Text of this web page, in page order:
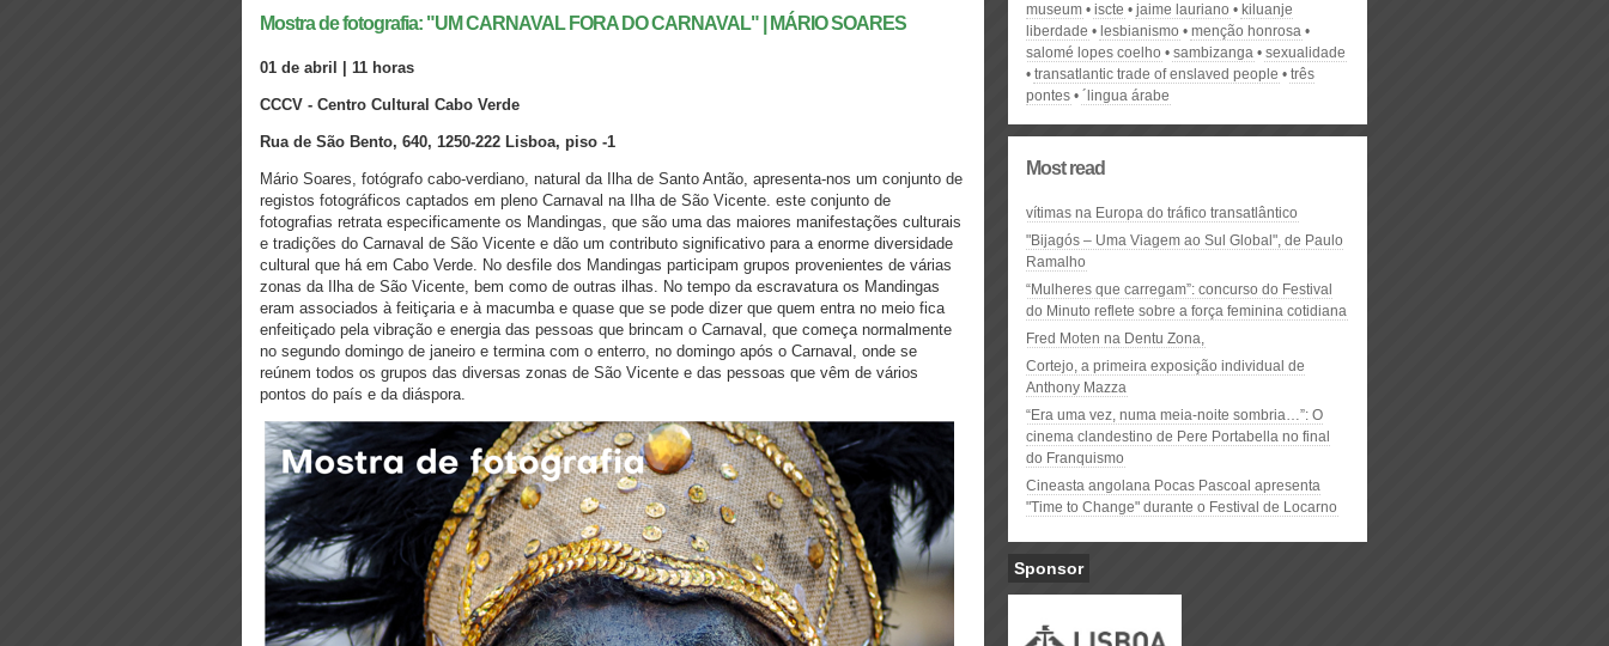
Mostra de fotografia: "UM CARNAVAL FORA DO CARNAVAL" | MÁRIO SOARES
01 de abril | 11 horas
CCCV - Centro Cultural Cabo Verde
Rua de São Bento, 640, 1250-222 Lisboa, piso -1
Mário Soares, fotógrafo cabo-verdiano, natural da Ilha de Santo Antão, apresenta-nos um conjunto de
registos fotográficos captados em pleno Carnaval na Ilha de São Vicente. este conjunto de
fotografias retrata especificamente os Mandingas, que são uma das maiores manifestações culturais
e tradições do Carnaval de São Vicente e dão um contributo significativo para a enorme diversidade
cultural que há em Cabo Verde. No desfile dos Mandingas participam grupos provenientes de várias
zonas da Ilha de São Vicente, bem como de outras ilhas. No tempo da escravatura os Mandingas
eram associados à feitiçaria e à macumba e quase que se pode dizer que quem entra no meio fica
enfeitiçado pela vibração e energia das pessoas que brincam o Carnaval, que começa normalmente
no segundo domingo de janeiro e termina com o enterro, no domingo após o Carnaval, onde se
reúnem todos os grupos das diversas zonas de São Vicente e das pessoas que vêm de vários
pontos do país e da diáspora.
museum
iscte jaime lauriano
kiluanje
liberdade
lesbianismo
menção honrosa
salomé lopes coelho
sambizanga
sexualidade
transatlantic trade of enslaved people
três
pontes
´lingua árabe
Most read
vítimas na Europa do tráfico transatlântico
"Bijagós – Uma Viagem ao Sul Global", de Paulo
Ramalho
“Mulheres que carregam”: concurso do Festival
do Minuto reflete sobre a força feminina cotidiana
Fred Moten na Dentu Zona,
Cortejo, a primeira exposição individual de
Anthony Mazza
“Era uma vez, numa meia-noite sombria…”: O
cinema clandestino de Pere Portabella no final
do Franquismo
Cineasta angolana Pocas Pascoal apresenta
"Time to Change" durante o Festival de Locarno
Sponsor